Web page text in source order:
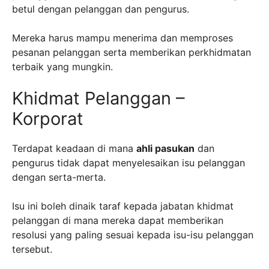
betul dengan pelanggan dan pengurus.
Mereka harus mampu menerima dan memproses
pesanan pelanggan serta memberikan perkhidmatan
terbaik yang mungkin.
Khidmat Pelanggan –
Korporat
Terdapat keadaan di mana ahli pasukan dan
pengurus tidak dapat menyelesaikan isu pelanggan
dengan serta-merta.
Isu ini boleh dinaik taraf kepada jabatan khidmat
pelanggan di mana mereka dapat memberikan
resolusi yang paling sesuai kepada isu-isu pelanggan
tersebut.